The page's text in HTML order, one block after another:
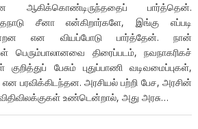
ஆகிக்கொண்டிருந்ததைப் பார்த்தென்.
சீனா என்கிறார்களே, இங்கு எப்படி
என வியப்போடு பார்த்தேன். நான்
பெரும்பாலானவை திரைப்படம், நவநாகரிகச்
பேசும் புதுப்பாணி வடிவமைப்புகள்,
பரவிக்கிடந்தன. அரசியல் பற்றி பேச, அரசின்
விதிவிலக்குகள் உண்டென்றால், அது அரசு…